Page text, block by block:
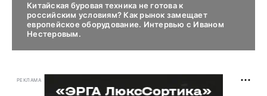
Китайская буровая техника не готова к
российским условиям? Как рынок замещает
европейское оборудование. Интервью с Иваном
Нестеровым.
РЕКЛАМА